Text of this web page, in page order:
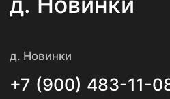
ООО «АлексПлитка»
ОГРН 1143339000353
Политика конфиденциальности